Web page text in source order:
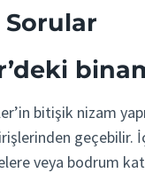
Sorular
bitişik nizam
veya bodrum